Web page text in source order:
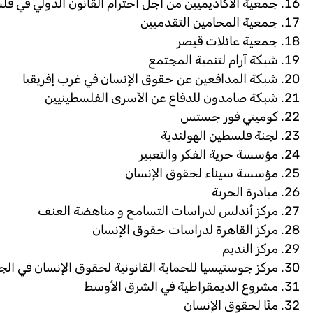
جمعية الأكاديميين من أجل احترام القانون الدولي في
جمعية المحامين التقدميين
جمعية عائلات قيصر
شبكة آرام لتنمية المجتمع
شبكة المدافعين عن حقوق الإنسان في غرب إفريقيا
شبكة صامدون للدفاع عن الأسرى الفلسطينيين
كوميتي فور جستس
لجنة فلسطين الهولندية
مؤسسة حرية الفكر والتعبير
مؤسسة سيناء لحقوق الإنسان
مبادرة الحرية
مركز أندلس لدراسات التسامح و مناهضة العنف
مركز القاهرة لدراسات حقوق الإنسان
مركز النديم
مركز جوستيسيا للحماية القانونية لحقوق الإنسان في
مشروع الديمقراطية في الشرق الأوسط
منّا لحقوق الإنسان